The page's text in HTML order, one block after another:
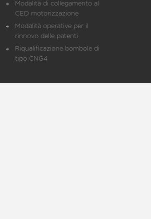
Modalità di collegamento al
CED motorizzazione
Modalità operative per il
rinnovo delle patenti
Riqualificazione bombole di
tipo CNG4